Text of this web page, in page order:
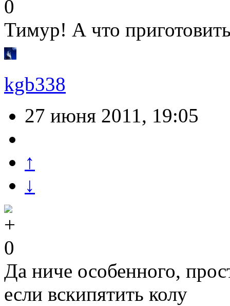
0
Тимур! А что
kgb338
27 июня 2011, 19:05
↑
↓
0
Да ниче особенного,
если вскипятить колу